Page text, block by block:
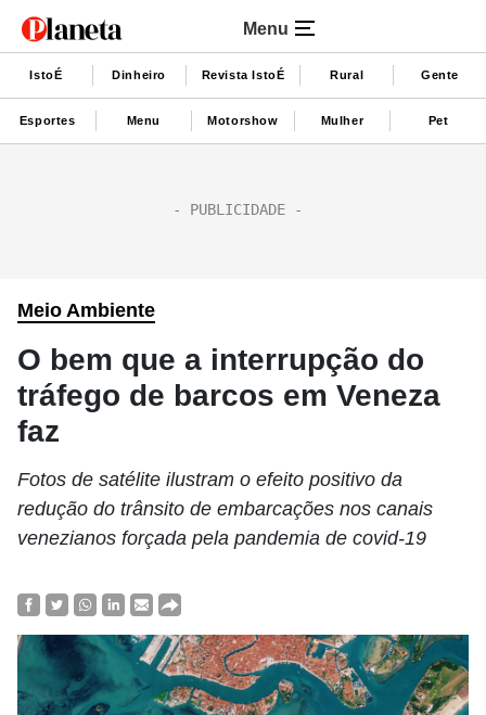
Menu
IstoÉ Dinheiro Revista IstoÉ Rural Gente
Esportes Menu Motorshow Mulher Pet
Meio Ambiente
O bem que a interrupção do
tráfego de barcos em Veneza
faz
Fotos de satélite ilustram o efeito positivo da
redução do trânsito de embarcações nos canais
venezianos forçada pela pandemia de covid-19